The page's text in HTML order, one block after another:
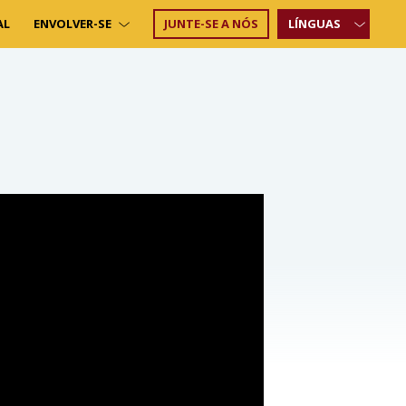
ENVOLVER-SE JUNTE-SE A NÓS LÍNGUAS